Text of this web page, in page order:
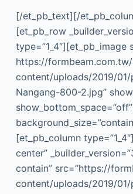
[/et_pb_text][/
[et_pb_row
type=”1_4″][et_pb_image
https://
content/uploads/2019/
Nangang-800-2.jpg”
[et_pb_column
center”
contain” src=”https://
content/uploads/2019/